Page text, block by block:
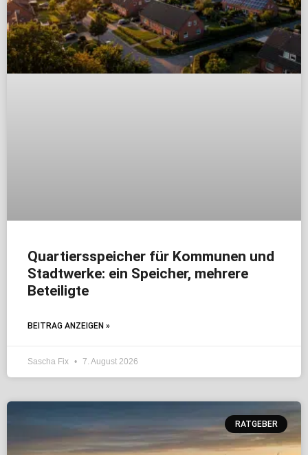
Quartiersspeicher für Kommunen und
Stadtwerke: ein Speicher, mehrere
Beteiligte
BEITRAG ANZEIGEN »
Sascha Fix 7. August 2026
RATGEBER